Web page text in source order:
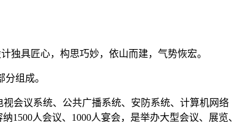
独具匠心，构思巧妙，依山而建，气势恢宏。
组成。
会议系统、公共广播系统、安防系统、计算机网络
人会议、1000人宴会，是举办大型会议、展览、